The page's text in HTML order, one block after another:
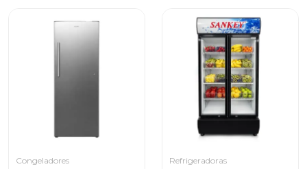
Congeladores Refrigeradoras